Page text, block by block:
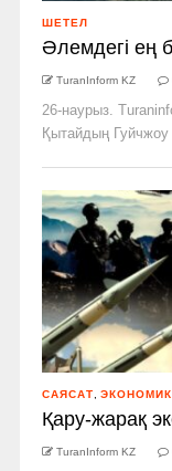
ШЕТЕЛ
Әлемдегі ең
TuranInform KZ
26-наурыз.
Қытайдың Гуйчжоу
САЯСАТ
Қару-жарақ
TuranInform KZ